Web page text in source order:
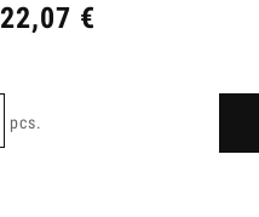
22,07 €
pcs.